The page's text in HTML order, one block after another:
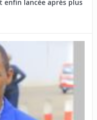
lancée après plus